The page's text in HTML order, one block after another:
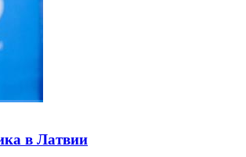
в Латвии